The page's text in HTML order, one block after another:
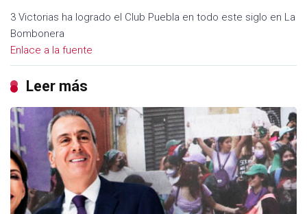
3 Victorias ha logrado el Club Puebla en todo este siglo en La
Bombonera
Enlace a la fuente
Leer más